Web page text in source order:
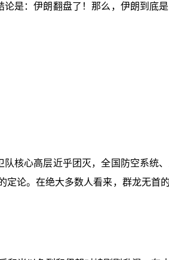
是：伊朗翻盘了！那么，伊朗到底
核心高层近乎团灭，全国防空系统
论。在绝大多数人看来，群龙无